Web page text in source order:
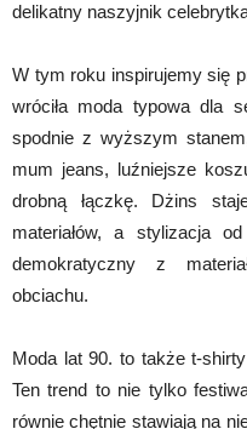
delikatny naszyjnik
W tym roku inspirujemy się
wróciła moda typowa dla
spodnie z wyższym
mum jeans, luźniejsze
drobną łączkę. Dżins
materiałów, a stylizacja
demokratyczny z
obciachu.
Moda lat 90. to także t-
Ten trend to nie tylko
równie chętnie stawiają na